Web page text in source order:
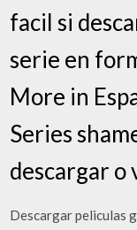
facil si
serie en
More in
Series
descargar o
Descargar peliculas